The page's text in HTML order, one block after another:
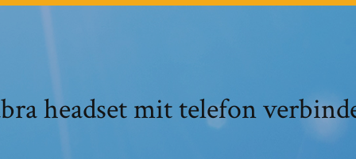
headset mit telefon